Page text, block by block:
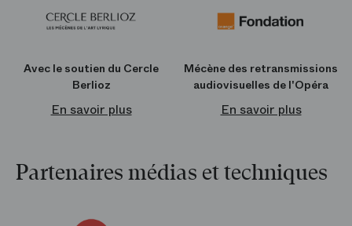
Avec le soutien du Cercle
Berlioz
En savoir plus
Mécène des retransmissions
audiovisuelles de l'Opéra
En savoir plus
Partenaires médias et techniques